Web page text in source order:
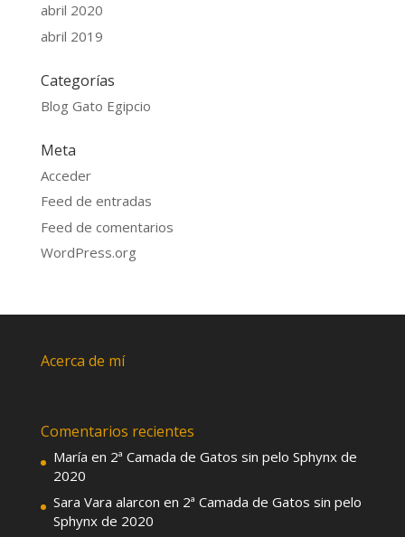
abril 2020
abril 2019
Categorías
Blog Gato Egipcio
Meta
Acceder
Feed de entradas
Feed de comentarios
WordPress.org
Acerca de mí
Comentarios recientes
María en 2ª Camada de Gatos sin pelo Sphynx de
2020
Sara Vara alarcon en 2ª Camada de Gatos sin pelo
Sphynx de 2020